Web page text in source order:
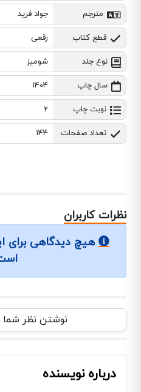
مترجم جواد فرید
قطع کتاب رقعی
نوع جلد شومیز
سال چاپ 1404
نوبت چاپ 2
تعداد صفحات 144
نظرات کاربران
هیچ دیدگاهی
نوشتن نظر شما
درباره نویسنده